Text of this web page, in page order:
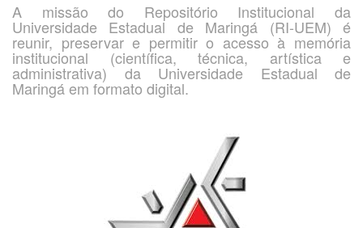
A missão do Repositório Institucional da
Universidade Estadual de Maringá (RI-UEM) é
reunir, preservar e permitir o acesso à memória
institucional (científica, técnica, artística e
administrativa) da Universidade Estadual de
Maringá em formato digital.